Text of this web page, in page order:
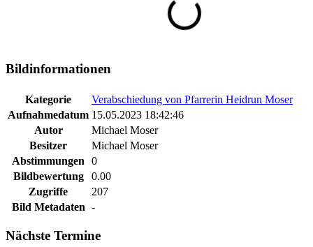
Bildinformationen
Kategorie
Verabschiedung von Pfarrerin Heidrun Moser
Aufnahmedatum 15.05.2023 18:42:46
Autor
Michael Moser
Besitzer
Michael Moser
Abstimmungen
0
Bildbewertung
0.00
Zugriffe
207
Bild Metadaten -
Nächste Termine